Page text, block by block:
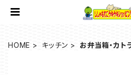
HOME キッチン お弁当箱・カト